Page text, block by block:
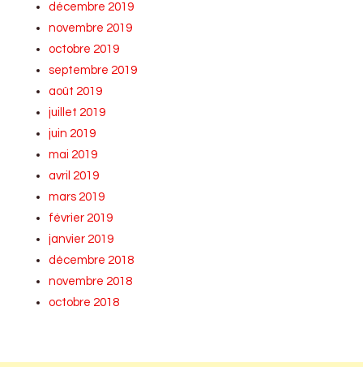
décembre 2019
novembre 2019
octobre 2019
septembre 2019
août 2019
juillet 2019
juin 2019
mai 2019
avril 2019
mars 2019
février 2019
janvier 2019
décembre 2018
novembre 2018
octobre 2018